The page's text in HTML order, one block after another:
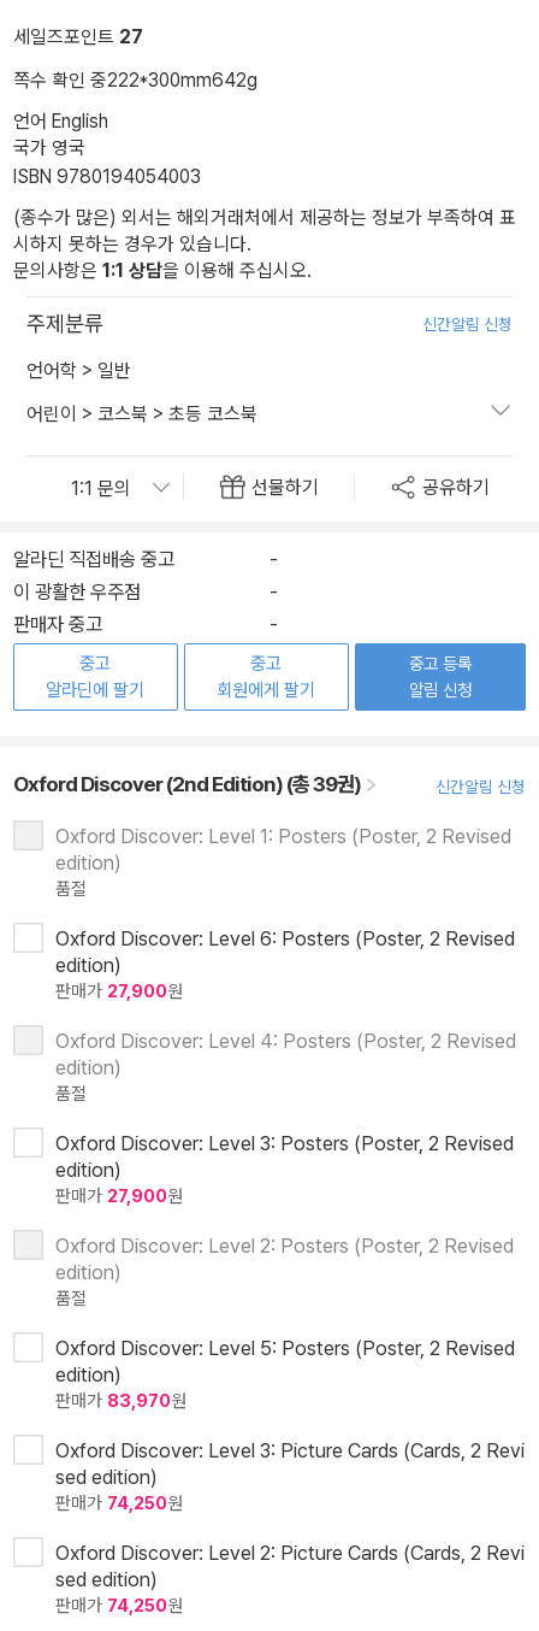
세일즈포인트 27
쪽수 확인 중222*300mm642g
언어 English
국가 영국
ISBN 9780194054003
(종수가 많은) 외서는 해외거래처에서 제공하는 정보가 부족하여 표
시하지 못하는 경우가 있습니다.
문의사항은 1:1 상담을 이용해 주십시오.
주제분류 신간알림 신청
언어학 > 일반
어린이 > 코스북 > 초등 코스북
선물하기 공유하기
알라딘 직접배송 중고
-
이 광활한 우주점
-
판매자 중고
-
중고
알라딘에 팔기
중고
회원에게 팔기
중고 등록
알림 신청
Oxford Discover (2nd Edition) (총 39권) 신간알림 신청
Oxford Discover: Level 1: Posters (Poster, 2 Revised
edition)
품절
Oxford Discover: Level 6: Posters (Poster, 2 Revised
edition)
판매가 27,900원
Oxford Discover: Level 4: Posters (Poster, 2 Revised
edition)
품절
Oxford Discover: Level 3: Posters (Poster, 2 Revised
edition)
판매가 27,900원
Oxford Discover: Level 2: Posters (Poster, 2 Revised
edition)
품절
Oxford Discover: Level 5: Posters (Poster, 2 Revised
edition)
판매가 83,970원
Oxford Discover: Level 3: Picture Cards (Cards, 2 Revi
sed edition)
판매가 74,250원
Oxford Discover: Level 2: Picture Cards (Cards, 2 Revi
sed edition)
판매가 74,250원